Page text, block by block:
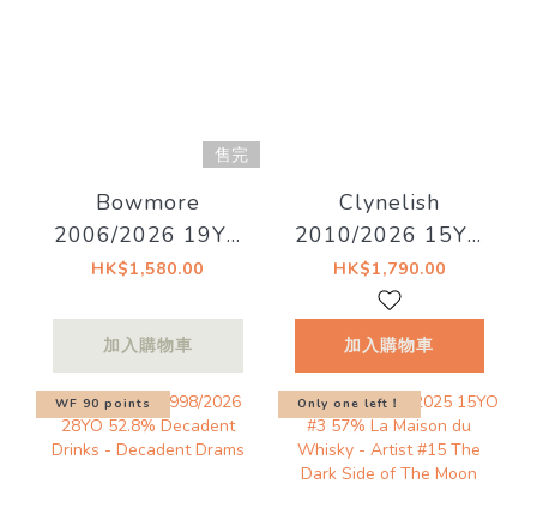
售完
Bowmore
2006/2026 19YO
Bourbon Barrel
Whiskyfind《不朽
章》預計 8月中 左
右到貨！
HK$1,580.00
加入購物車
Clynelish
2010/2026 15YO
51.1% Decadent
Dreams
HK$1,790.00
加入購物車
WF 90 points Only one left！